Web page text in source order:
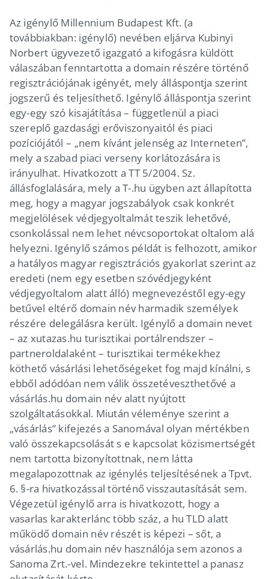
Az igénylő Millennium Budapest Kft. (a
továbbiakban: igénylő) nevében eljárva Kubinyi
Norbert ügyvezető igazgató a kifogásra küldött
válaszában fenntartotta a domain részére történő
regisztrációjának igényét, mely álláspontja szerint
jogszerű és teljesíthető. Igénylő álláspontja szerint
egy-egy szó kisajátítása – függetlenül a piaci
szereplő gazdasági erőviszonyaitól és piaci
pozíciójától – „nem kívánt jelenség az Interneten”,
mely a szabad piaci verseny korlátozására is
irányulhat. Hivatkozott a TT 5/2004. Sz.
állásfoglalására, mely a T-.hu ügyben azt állapította
meg, hogy a magyar jogszabályok csak konkrét
megjelölések védjegyoltalmát teszik lehetővé,
csonkolással nem lehet névcsoportokat oltalom alá
helyezni. Igénylő számos példát is felhozott, amikor
a hatályos magyar regisztrációs gyakorlat szerint az
eredeti (nem egy esetben szóvédjegyként
védjegyoltalom alatt álló) megnevezéstől egy-egy
betűvel eltérő domain név harmadik személyek
részére delegálásra került. Igénylő a domain nevet
– az xutazas.hu turisztikai portálrendszer –
partneroldalaként – turisztikai termékekhez
köthető vásárlási lehetőségeket fog majd kínálni, s
ebből adódóan nem válik összetéveszthetővé a
vásárlás.hu domain név alatt nyújtott
szolgáltatásokkal. Miután véleménye szerint a
„vásárlás” kifejezés a Sanomával olyan mértékben
való összekapcsolását s e kapcsolat közismertségét
nem tartotta bizonyítottnak, nem látta
megalapozottnak az igénylés teljesítésének a Tpvt.
6. §-ra hivatkozással történő visszautasítását sem.
Végezetül igénylő arra is hivatkozott, hogy a
vasarlas karakterlánc több száz, a hu TLD alatt
működő domain név részét is képezi – sőt, a
vásárlás.hu domain név használója sem azonos a
Sanoma Zrt.-vel. Mindezekre tekintettel a panasz